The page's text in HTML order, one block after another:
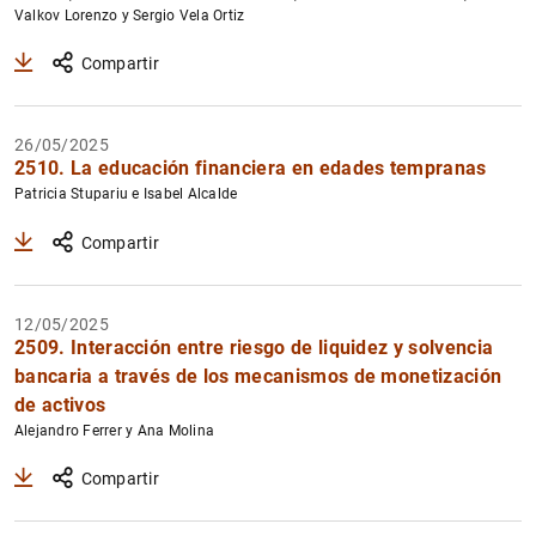
Valkov Lorenzo y Sergio Vela Ortiz
Compartir
26/05/2025
2510. La educación financiera en edades tempranas
Patricia Stupariu e Isabel Alcalde
Compartir
12/05/2025
2509. Interacción entre riesgo de liquidez y solvencia
bancaria a través de los mecanismos de monetización
de activos
Alejandro Ferrer y Ana Molina
Compartir